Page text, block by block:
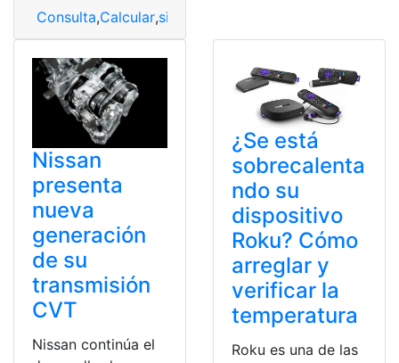
Consulta,Calcular,sistema de poleas
Nissan
presenta
nueva
generación
de su
transmisión
CVT
Nissan continúa el
¿Se está
sobrecalenta
ndo su
dispositivo
Roku? Cómo
arreglar y
verificar la
temperatura
Roku es una de las